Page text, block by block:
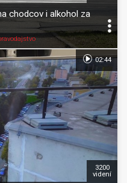
chodcov i alkohol za
3200
videní
02:44